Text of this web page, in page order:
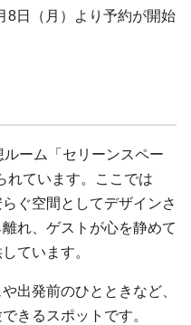
8日（月）より予約が開始
ーム「セリーンスペー
れています。ここでは
ぐ空間としてデザインさ
れ、ゲストが心を静めて
ています。
出発前のひとときなど、
きるスポットです。